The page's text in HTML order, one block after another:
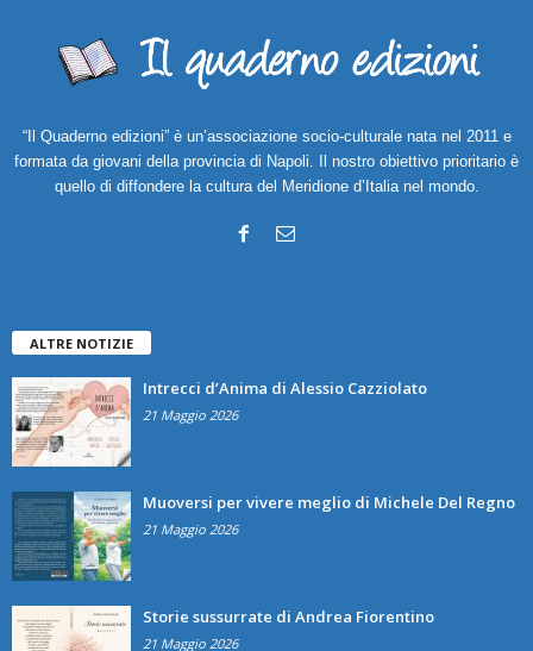
“Il Quaderno edizioni” è un’associazione socio-culturale nata nel 2011 e
formata da giovani della provincia di Napoli. Il nostro obiettivo prioritario è
quello di diffondere la cultura del Meridione d’Italia nel mondo.
ALTRE NOTIZIE
Intrecci d’Anima di Alessio Cazziolato
21 Maggio 2026
Muoversi per vivere meglio di Michele Del Regno
21 Maggio 2026
Storie sussurrate di Andrea Fiorentino
21 Maggio 2026